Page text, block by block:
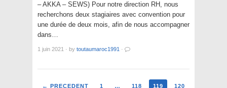
– AKKA – SEWS) Pour notre direction RH, nous
recherchons deux stagiaires avec convention pour
une durée de deux mois, afin de nous accompagner
dans…
1 juin 2021 · by toutaumaroc1991 ·
← PRECEDENT 1 … 118 119 120